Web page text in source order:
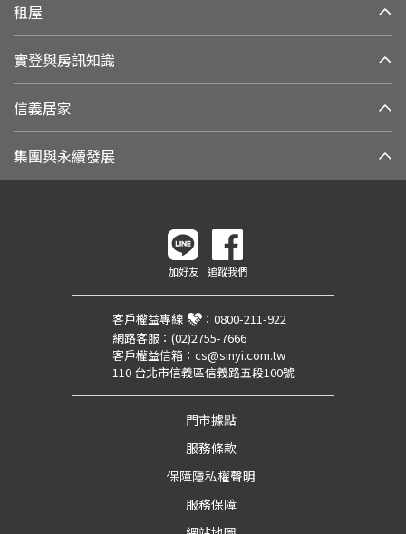
租屋
實登與房訊知識
信義居家
集團與永續發展
加好友 追蹤我們
客戶權益專線 ： 0800-211-922
網路客服： (02)2755-7666
客戶權益信箱： cs@sinyi.com.tw
110 台北市信義區信義路五段100號
門市據點
服務條款
保障隱私權聲明
服務保障